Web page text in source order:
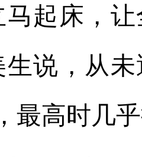
床，让
生说，从
最高时几